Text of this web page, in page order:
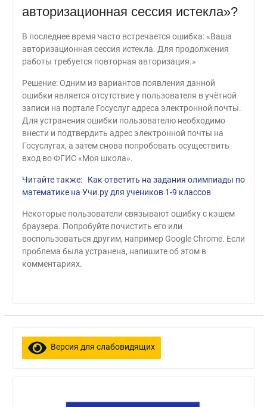
авторизационная сессия истекла»?
В последнее время часто встречается ошибка: «Ваша
авторизационная сессия истекла. Для продолжения
работы требуется повторная авторизация.»
Решение: Одним из вариантов появления данной
ошибки является отсутствие у пользователя в учётной
записи на портале Госуслуг адреса электронной почты.
Для устранения ошибки пользователю необходимо
внести и подтвердить адрес электронной почты на
Госуслугах, а затем снова попробовать осуществить
вход во ФГИС «Моя школа».
Читайте также: Как ответить на задания олимпиады по
математике на Учи.ру для учеников 1-9 классов
Некоторые пользователи связывают ошибку с кэшем
браузера. Попробуйте почистить его или
воспользоваться другим, например Google Chrome. Если
проблема была устранена, напишите об этом в
комментариях.
Версия для слабовидящих